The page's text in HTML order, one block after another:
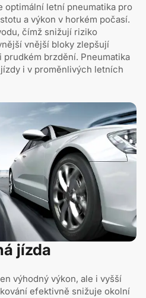
optimální letní pneumatika pro
a výkon v horkém počasí.
čímž snižují riziko
vnější bloky zlepšují
brzdění. Pneumatika
i v proměnlivých letních
jízda
výhodný výkon, ale i vyšší
efektivně snižuje okolní